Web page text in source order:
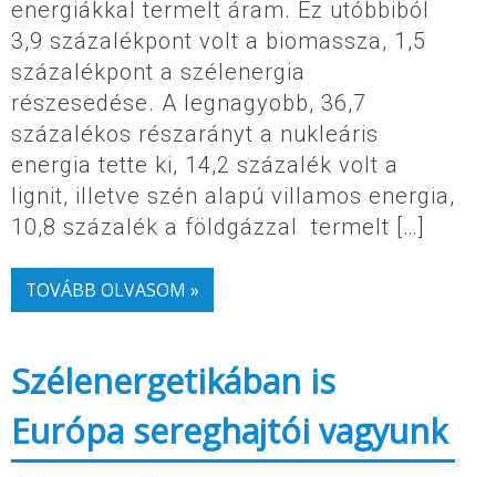
energiákkal termelt áram. Ez utóbbiból
3,9 százalékpont volt a biomassza, 1,5
százalékpont a szélenergia
részesedése. A legnagyobb, 36,7
százalékos részarányt a nukleáris
energia tette ki, 14,2 százalék volt a
lignit, illetve szén alapú villamos energia,
10,8 százalék a földgázzal termelt […]
TOVÁBB OLVASOM »
Szélenergetikában is
Európa sereghajtói vagyunk